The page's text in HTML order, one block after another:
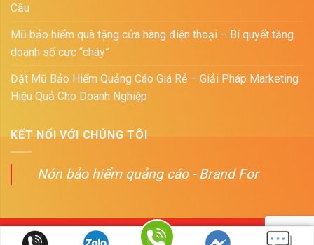
Cầu
Mũ bảo hiểm quà tặng cửa hàng điện thoại – Bí quyết tăng
doanh số cực “cháy”
Đặt Mũ Bảo Hiểm Quảng Cáo Giá Rẻ – Giải Pháp Marketing
Hiệu Quả Cho Doanh Nghiệp
KẾT NỐI VỚI CHÚNG TÔI
Nón bảo hiểm quảng cáo - Brand For
Copyright 2026 ©PLUTO - Xưởng sản xuất nón bảo hiểm